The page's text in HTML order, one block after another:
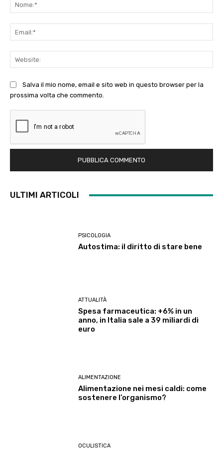
Salva il mio nome, email e sito web in questo browser per la
prossima volta che commento.
ULTIMI ARTICOLI
PSICOLOGIA
Autostima: il diritto di stare bene
ATTUALITÀ
Spesa farmaceutica: +6% in un
anno, in Italia sale a 39 miliardi di
euro
ALIMENTAZIONE
Alimentazione nei mesi caldi: come
sostenere l’organismo?
OCULISTICA